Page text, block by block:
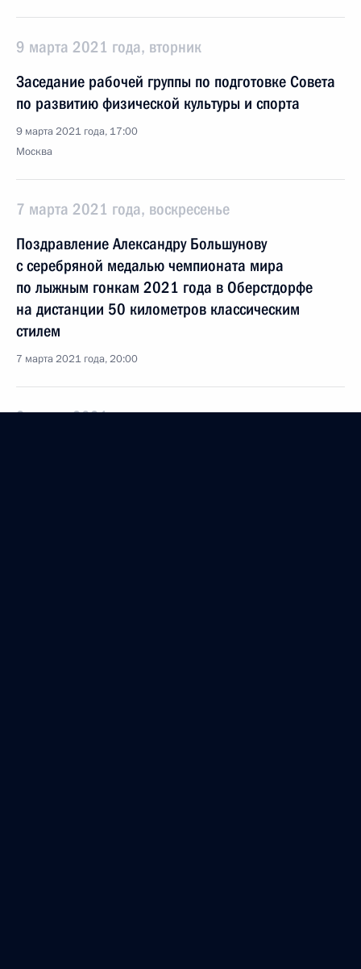
9 марта 2021 года, вторник
Заседание рабочей группы по подготовке Совета
по развитию физической культуры и спорта
9 марта 2021 года, 17:00
Москва
7 марта 2021 года, воскресенье
Поздравление Александру Большунову
с серебряной медалью чемпионата мира
по лыжным гонкам 2021 года в Оберстдорфе
на дистанции 50 километров классическим
стилем
7 марта 2021 года, 20:00
2 марта 2021 года, вторник